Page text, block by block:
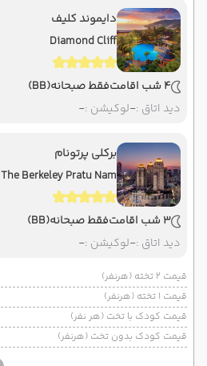
دایموند کلیف
Diamond Cliff
4 شب اقامت فقط صبحانه(BB)
دید اتاق :-لوکیشن :-
برکلی پرتونام
The Berkeley Pratu Nam
3 شب اقامت فقط صبحانه(BB)
دید اتاق :-لوکیشن :-
قیمت 2 تخته (هرنفر)
قیمت 1 تخته (هرنفر)
قیمت کودک با تخت (هر نفر)
قیمت کودک بدون تخت (هرنفر)